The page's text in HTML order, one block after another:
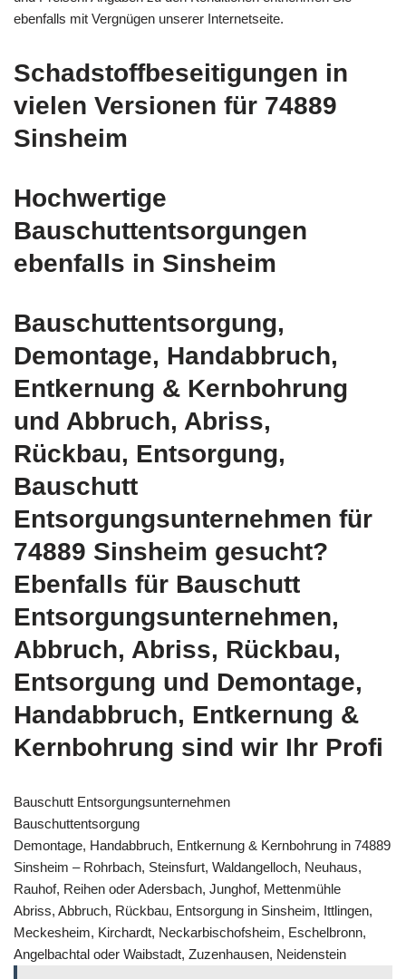
ebenfalls mit Vergnügen unserer Internetseite.
Schadstoffbeseitigungen in
vielen Versionen für 74889
Sinsheim
Hochwertige
Bauschuttentsorgungen
ebenfalls in Sinsheim
Bauschuttentsorgung,
Demontage, Handabbruch,
Entkernung & Kernbohrung
und Abbruch, Abriss,
Rückbau, Entsorgung,
Bauschutt
Entsorgungsunternehmen für
74889 Sinsheim gesucht?
Ebenfalls für Bauschutt
Entsorgungsunternehmen,
Abbruch, Abriss, Rückbau,
Entsorgung und Demontage,
Handabbruch, Entkernung &
Kernbohrung sind wir Ihr Profi
Bauschutt Entsorgungsunternehmen
Bauschuttentsorgung
Demontage, Handabbruch, Entkernung & Kernbohrung in 74889
Sinsheim – Rohrbach, Steinsfurt, Waldangelloch, Neuhaus,
Rauhof, Reihen oder Adersbach, Junghof, Mettenmühle
Abriss, Abbruch, Rückbau, Entsorgung in Sinsheim, Ittlingen,
Meckesheim, Kirchardt, Neckarbischofsheim, Eschelbronn,
Angelbachtal oder Waibstadt, Zuzenhausen, Neidenstein